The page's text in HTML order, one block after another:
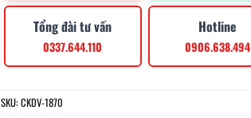
Tổng đài tư vấn
0337.644.110
Hotline
0906.638.494
SKU:CKDV-1870